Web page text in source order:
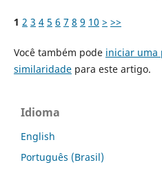
1 2 3 4 5 6 7 8 9 10 > >>
Você também pode iniciar uma
similaridadepara este artigo.
Idioma
English
Português (Brasil)